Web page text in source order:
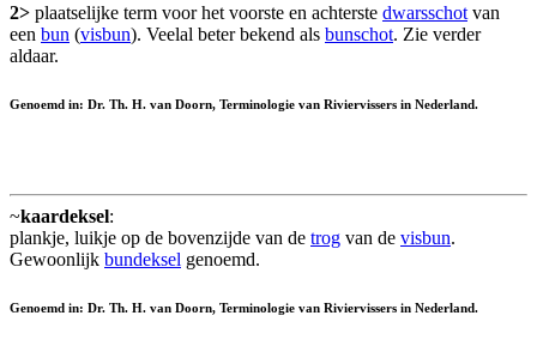
2> plaatselijke term voor het voorste en achterste dwarsschot van
een bun (visbun). Veelal beter bekend als bunschot. Zie verder
aldaar.
Genoemd in: Dr. Th. H. van Doorn, Terminologie van Riviervissers in Nederland.
~kaardeksel:
plankje, luikje op de bovenzijde van de trog van de visbun.
Gewoonlijk bundeksel genoemd.
Genoemd in: Dr. Th. H. van Doorn, Terminologie van Riviervissers in Nederland.